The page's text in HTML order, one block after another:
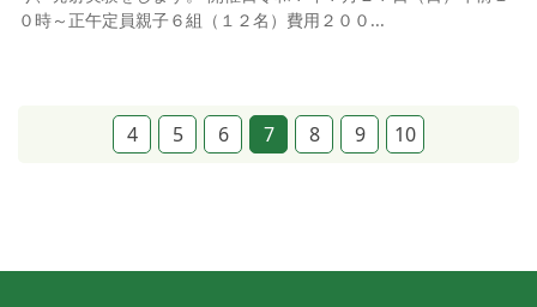
０時～正午定員親子６組（１２名）費用２００...
4 5 6 7 8 9 10